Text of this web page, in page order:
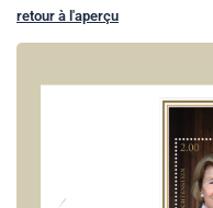
retour à l'aperçu